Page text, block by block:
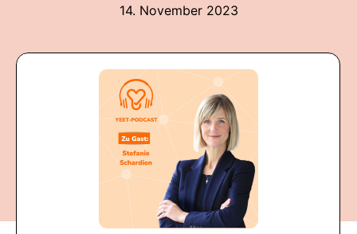
14. November 2023